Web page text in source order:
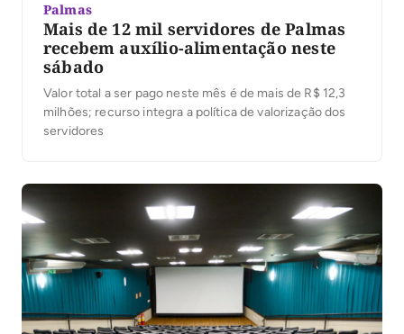
Palmas
Mais de 12 mil servidores de Palmas
recebem auxílio-alimentação neste
sábado
Valor total a ser pago neste mês é de mais de R$ 12,3
milhões; recurso integra a política de valorização dos
servidores